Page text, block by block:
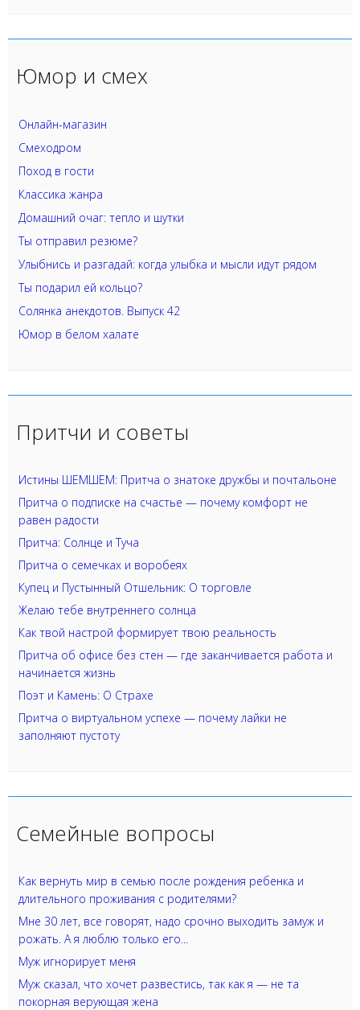
Юмор и смех
Онлайн-магазин
Смеходром
Поход в гости
Классика жанра
Домашний очаг: тепло и шутки
Ты отправил резюме?
Улыбнись и разгадай: когда улыбка и мысли идут рядом
Ты подарил ей кольцо?
Солянка анекдотов. Выпуск 42
Юмор в белом халате
Притчи и советы
Истины ШЕМШЕМ: Притча о знатоке дружбы и почтальоне
Притча о подписке на счастье — почему комфорт не
равен радости
Притча: Солнце и Туча
Притча о семечках и воробеях
Купец и Пустынный Отшельник: О торговле
Желаю тебе внутреннего солнца
Как твой настрой формирует твою реальность
Притча об офисе без стен — где заканчивается работа и
начинается жизнь
Поэт и Камень: О Страхе
Притча о виртуальном успехе — почему лайки не
заполняют пустоту
Семейные вопросы
Как вернуть мир в семью после рождения ребенка и
длительного проживания с родителями?
Мне 30 лет, все говорят, надо срочно выходить замуж и
рожать. А я люблю только его...
Муж игнорирует меня
Муж сказал, что хочет развестись, так как я — не та
покорная верующая жена